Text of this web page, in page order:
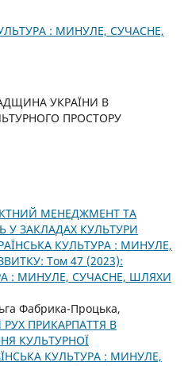
: МИНУЛЕ, СУЧАСНЕ,
УКРАЇНИ В
ПРОСТОРУ
МЕНЕДЖМЕНТ ТА
У ЗАКЛАДАХ КУЛЬТУРИ
КУЛЬТУРА : МИНУЛЕ,
Том 47 (2023):
: МИНУЛЕ, СУЧАСНЕ, ШЛЯХИ
Фабрика-Процька,
ПРИКАРПАТТЯ В
КУЛЬТУРНОЇ
КУЛЬТУРА : МИНУЛЕ,